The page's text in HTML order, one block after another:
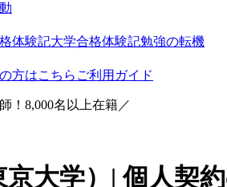
体験記大学合格体験記勉強の転機
方はこちら ご利用ガイド
！ 8,000名以上在籍／
京大学）| 個人契